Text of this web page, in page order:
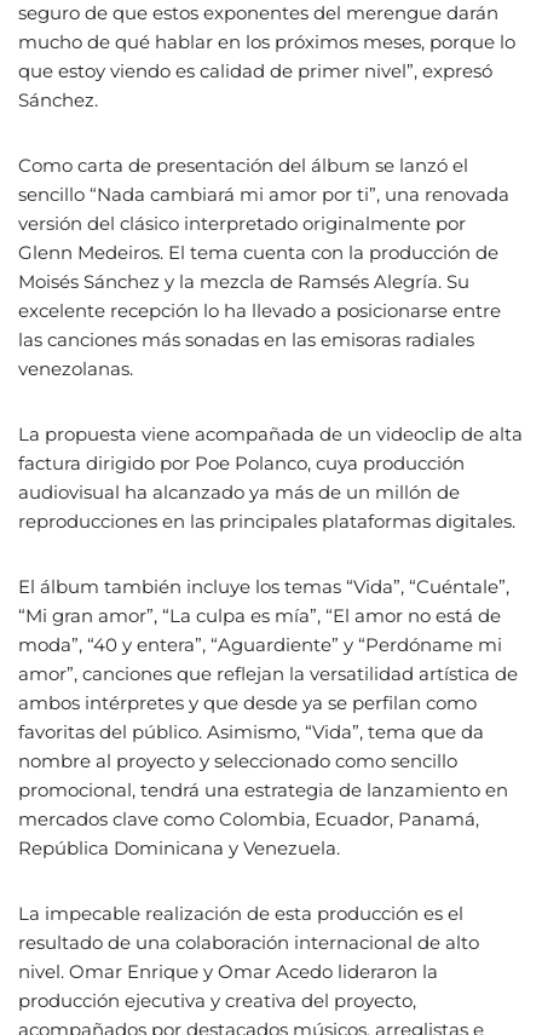
seguro de que estos exponentes del merengue darán
mucho de qué hablar en los próximos meses, porque lo
que estoy viendo es calidad de primer nivel”, expresó
Sánchez.
Como carta de presentación del álbum se lanzó el
sencillo “Nada cambiará mi amor por ti”, una renovada
versión del clásico interpretado originalmente por
Glenn Medeiros. El tema cuenta con la producción de
Moisés Sánchez y la mezcla de Ramsés Alegría. Su
excelente recepción lo ha llevado a posicionarse entre
las canciones más sonadas en las emisoras radiales
venezolanas.
La propuesta viene acompañada de un videoclip de alta
factura dirigido por Poe Polanco, cuya producción
audiovisual ha alcanzado ya más de un millón de
reproducciones en las principales plataformas digitales.
El álbum también incluye los temas “Vida”, “Cuéntale”,
“Mi gran amor”, “La culpa es mía”, “El amor no está de
moda”, “40 y entera”, “Aguardiente” y “Perdóname mi
amor”, canciones que reflejan la versatilidad artística de
ambos intérpretes y que desde ya se perfilan como
favoritas del público. Asimismo, “Vida”, tema que da
nombre al proyecto y seleccionado como sencillo
promocional, tendrá una estrategia de lanzamiento en
mercados clave como Colombia, Ecuador, Panamá,
República Dominicana y Venezuela.
La impecable realización de esta producción es el
resultado de una colaboración internacional de alto
nivel. Omar Enrique y Omar Acedo lideraron la
producción ejecutiva y creativa del proyecto,
acompañados por destacados músicos, arreglistas e